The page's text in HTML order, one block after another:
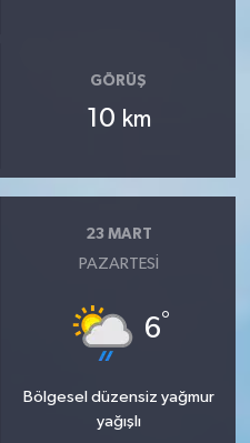
GÖRÜŞ
10 km
23 MART
PAZARTESI
6°
Bölgesel düzensiz yağmur
yağışlı